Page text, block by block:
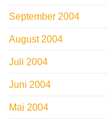
September 2004
August 2004
Juli 2004
Juni 2004
Mai 2004